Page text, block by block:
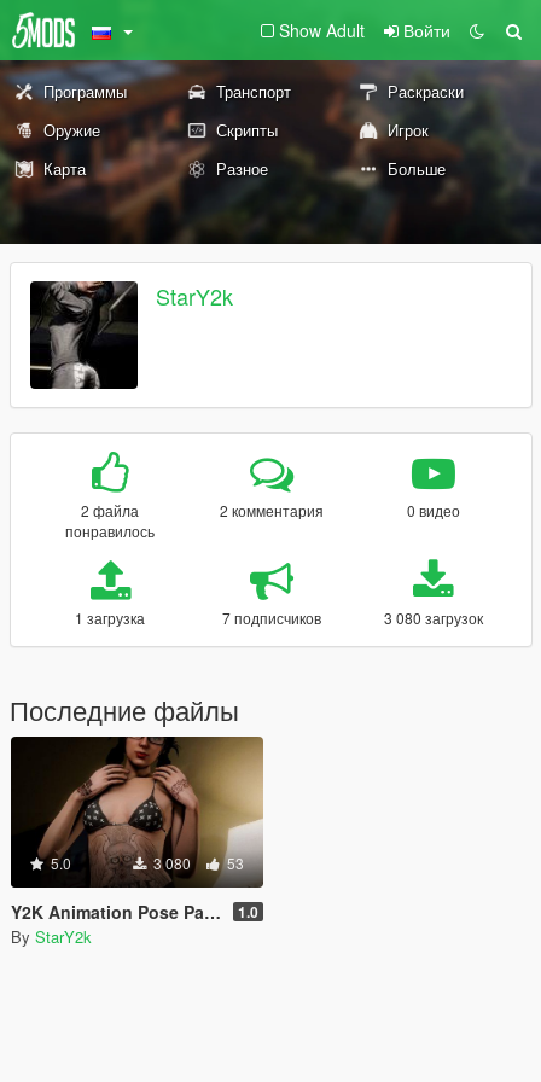
Show Adult Войти
Программы Транспорт
Раскраски
Оружие
Скрипты
Игрок
Карта
Разное Больше
StarY2k
2 файла
понравилось
2 комментария 0 видео
1 загрузка 7 подписчиков 3 080 загрузок
Последние файлы
5.0 3 080 53
Y2K Animation Pose Pack V1 1.0
By StarY2k